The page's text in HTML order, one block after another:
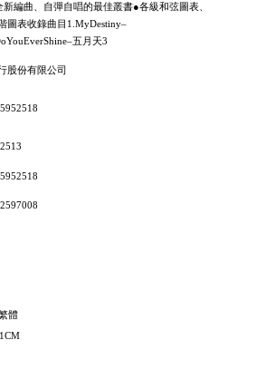
新編曲、自彈自唱的最佳叢書●各級和弦圖表、
圖表收錄曲目1.MyDestiny–
五月天3
股份有限公司
體